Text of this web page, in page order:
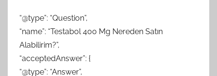
“@type”: “Question”,
“name”: “Testabol 400 Mg Nereden Satın
Alabilirim?”,
“acceptedAnswer”: {
“@type”: “Answer”,